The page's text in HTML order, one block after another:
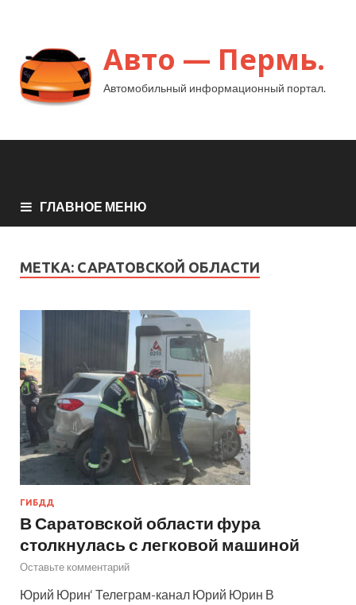
Авто — Пермь.
Автомобильный информационный портал.
ГЛАВНОЕ МЕНЮ
МЕТКА: САРАТОВСКОЙ ОБЛАСТИ
ГИБДД
В Саратовской области фура
столкнулась с легковой машиной
Оставьте комментарий
Юрий Юрин‘ Телеграм-канал Юрий Юрин В